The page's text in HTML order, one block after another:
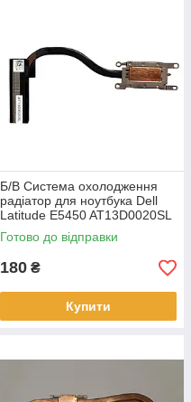
Б/В Система охолодження
радіатор для ноутбука Dell
Latitude E5450 AT13D0020SL
010YHD
Готово до відправки
180 ₴
Купити